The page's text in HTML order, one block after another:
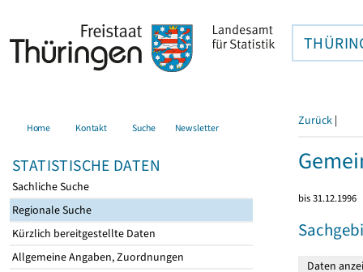
Home Kontakt Suche Newsletter
STATISTISCHE DATEN
Sachliche Suche
Regionale Suche
Kürzlich bereitgestellte Daten
Allgemeine Angaben, Zuordnungen
Zurück |
bis 31.12.1996